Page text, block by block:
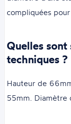
compliquées
Quelles sont
techniques ?
Hauteur de
55mm. Diamètre